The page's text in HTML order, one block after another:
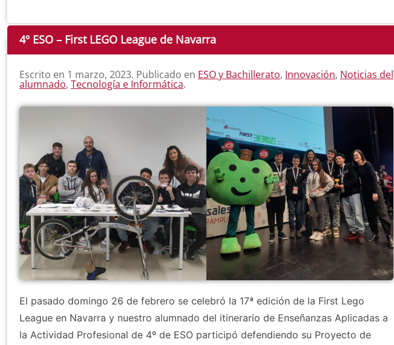
4º ESO – First LEGO League de Navarra
Escrito en 1 marzo, 2023. Publicado en ESO y Bachillerato, Innovación, Noticias del
alumnado, Tecnología e Informática.
El pasado domingo 26 de febrero se celebró la 17ª edición de la First Lego
League en Navarra y nuestro alumnado del itinerario de Enseñanzas Aplicadas a
la Actividad Profesional de 4º de ESO participó defendiendo su Proyecto de